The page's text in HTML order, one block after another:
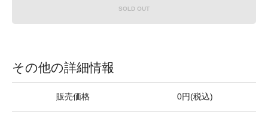
SOLD OUT
その他の詳細情報
販売価格 0円(税込)